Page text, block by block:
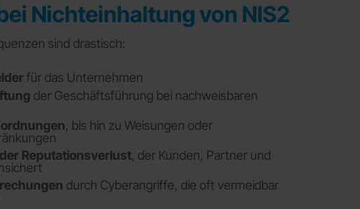
Nichteinhaltung von NIS2
sind drastisch:
für das Unternehmen
der Geschäftsführung bei nachweisbaren
, bis hin zu Weisungen oder
Reputationsverlust, der Kunden, Partner und
durch Cyberangriffe, die oft vermeidbar